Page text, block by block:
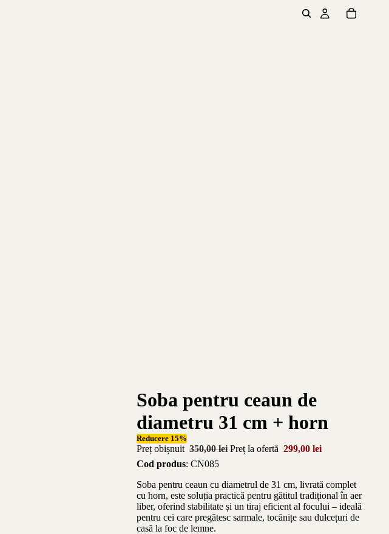
Soba pentru ceaun de
diametru 31 cm + horn
Reducere 15%
Preț obișnuit 350,00 lei Preț la ofertă 299,00 lei
Cod produs: CN085
Soba pentru ceaun cu diametrul de 31 cm, livrată complet
cu horn, este soluția practică pentru gătitul tradițional în aer
liber, oferind stabilitate și un tiraj eficient al focului – ideală
pentru cei care pregătesc sarmale, tocănițe sau dulcețuri de
casă la foc de lemne.